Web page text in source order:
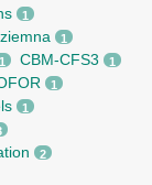
1
1
1 CBM-CFS3 1
1
1
2